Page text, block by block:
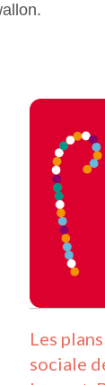
Les
sociale